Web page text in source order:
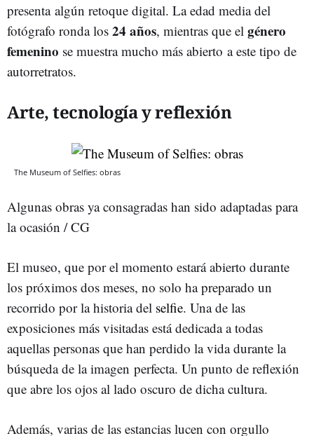
presenta algún retoque digital. La edad media del
fotógrafo ronda los 24 años, mientras que el género
femenino se muestra mucho más abierto a este tipo de
autorretratos.
Arte, tecnología y reflexión
The Museum of Selfies: obras
Algunas obras ya consagradas han sido adaptadas para
la ocasión / CG
El museo, que por el momento estará abierto durante
los próximos dos meses, no solo ha preparado un
recorrido por la historia del selfie. Una de las
exposiciones más visitadas está dedicada a todas
aquellas personas que han perdido la vida durante la
búsqueda de la imagen perfecta. Un punto de reflexión
que abre los ojos al lado oscuro de dicha cultura.
Además, varias de las estancias lucen con orgullo